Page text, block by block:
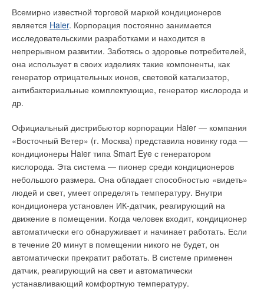
Всемирно известной торговой маркой кондиционеров
является Haier. Корпорация постоянно занимается
исследовательскими разработками и находится в
непрерывном развитии. Заботясь о здоровье потребителей,
она использует в своих изделиях такие компоненты, как
генератор отрицательных ионов, световой катализатор,
антибактериальные комплектующие, генератор кислорода и
др.
Официальный дистрибьютор корпорации Haier — компания
«Восточный Ветер» (г. Москва) представила новинку года —
кондиционеры Haier типа Smart Eye с генератором
кислорода. Эта система — пионер среди кондиционеров
небольшого размера. Она обладает способностью «видеть»
людей и свет, умеет определять температуру. Внутри
кондиционера установлен ИК-датчик, реагирующий на
движение в помещении. Когда человек входит, кондиционер
автоматически его обнаруживает и начинает работать. Если
в течение 20 минут в помещении никого не будет, он
автоматически прекратит работать. В системе применен
датчик, реагирующий на свет и автоматически
устанавливающий комфортную температуру.
устанавливают в пластиковых желобах или водосточных
трубах, то максимальную погонную мощность следует
ограничить до 20 Вт/м. Кроме того, крепление
нагревательного кабеля в пластиковых желобах и трубах
рекомендуем выполнять на широкой металлической ленте,
чтобы исключить прямой тепловой контакт нагревательного
кабеля с пластиковой поверхностью.
Установка в желобах и водостоках
Водосточные горизонтальные желоба могут быть
подвесными (подведенными) или настенного типа, когда
водоотбойник находится на самой кровле. Нагревательный
кабель, уложенный в подвесном желобе, должен обеспечить
свободный сток талой воды. Для «холодной крыши» и
желобов с диаметром 10–15 см обычно достаточно двух
линий кабеля суммарной погонной мощностью 36–50 Вт/м.
При больших диаметрах количество укладываемых линий
нагревательного кабеля соответственно увеличивается.
Например, для «теплых крыш» суммарная погонная
мощность возрастает от 50–70 до 100 Вт/м. Нагревательный
кабель, установленный в настенном желобе, кроме
обеспечения стока талой воды должен предотвратить